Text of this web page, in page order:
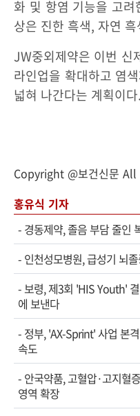
화 및 항염 기능을 고
상은 진한 흑색, 자연
JW중외제약은 이번 신
라인업을 확대하고 염
넓혀 나간다는 계획이다.
Copyright @보건신문
홍유식 기자
- 경동제약, 졸음 부담 줄인
- 인천성모병원, 급성기 뇌
- 보령, 제3회 'HIS Youth'
에 보낸다
- 정부, 'AX-Sprint' 사업 본
속도
- 안국약품, 고혈압·고지혈
영역 확장